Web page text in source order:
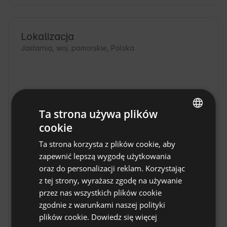
Lokalizacja
Jastarnia, woj. pomorskie, Polska
Klimatyczna przyczepa Boho w
SPANISH
GERMAN
Ta strona używa plików
cookie
Ta strona korzysta z plików cookie, aby
zapewnić lepszą wygodę użytkowania
oraz do personalizacji reklam. Korzystając
z tej strony, wyrażasz zgodę na używanie
przez nas wszystkich plików cookie
zgodnie z warunkami naszej polityki
plików cookie. Dowiedz się więcej